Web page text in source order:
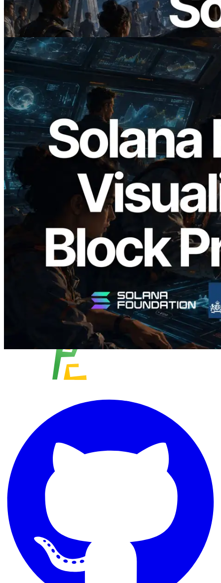
— AI Agent 按需为 API 付费的时代开启
阅读此文章
2026.05.24
Validators Solutions 发布 Solana Block
Analyzer — 以 slot 为单位可视化区块生
成时间与对应验证者